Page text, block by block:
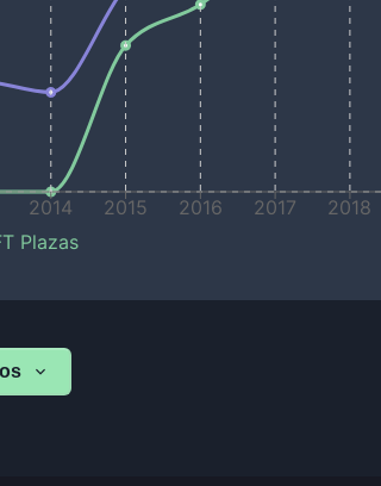
2014 2015 2016 2017 2018
Plazas